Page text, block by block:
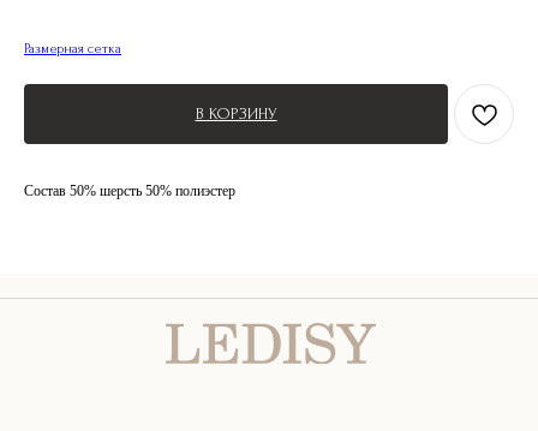
Размерная сетка
В КОРЗИНУ
Состав 50% шерсть 50% полиэстер